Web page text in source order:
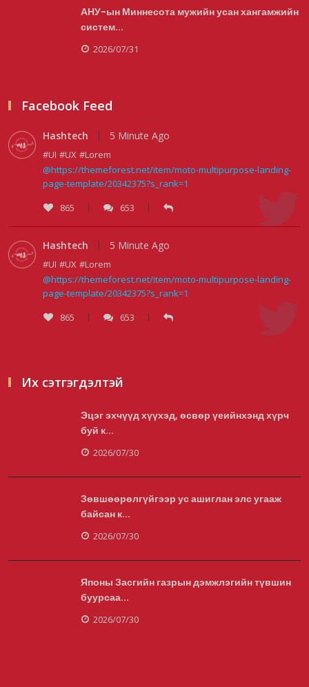
Прокурорын байгууллага өнгөрсөн
2026/08/05
Тэгш, сондгойгоор замын хөдөлгөөнд
оролцох зохицуулалтад...
2026/08/05
Тэгш, сондгойгоор хөдөлгөөнд
Усны ослоор 59 хүн амь насаа алджээ
2026/08/05
Гадаадын гэр бүлд үрчлэгдсэн хүүхдүүд
Засгийн газрын хуралдаанаар 20 орчим
асуудал хэлэлцэж ба...
АНУ-ын Миннесота мужийн усан хангамжийн
систем...
2026/07/31
Facebook Feed
Hashtech 5 Minute Ago
#UI #UX #Lorem
@https://themeforest.net/item/moto-multipurpose-landing-
page-template/20342375?s_rank=1
865
653
Hashtech 5 Minute Ago
#UI #UX #Lorem
@https://themeforest.net/item/moto-multipurpose-landing-
page-template/20342375?s_rank=1
865
653
Их сэтгэгдэлтэй
Эцэг эхчүүд хүүхэд, өсвөр үеийнхэнд хүрч
буй к...
2026/07/30
Зөвшөөрөлгүйгээр ус ашиглан элс угааж
байсан к...
2026/07/30
Японы Засгийн газрын дэмжлэгийн түвшин
буурсаа...
2026/07/30